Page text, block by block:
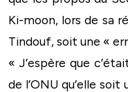
Ki-moon, lors de sa
Tindouf, soit une «
« J’espère que
de l’ONU qu’elle